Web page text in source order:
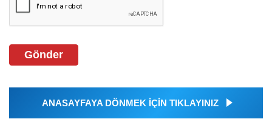
Gönder
ANASAYFAYA DÖNMEK İÇİN TIKLAYINIZ